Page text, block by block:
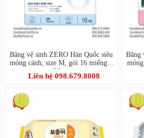
Băng vệ sinh ZERO Hàn Quốc siêu
mỏng cánh, size M, gói 16 miếng x
26cm
Liên hệ 098.679.8008
Băng